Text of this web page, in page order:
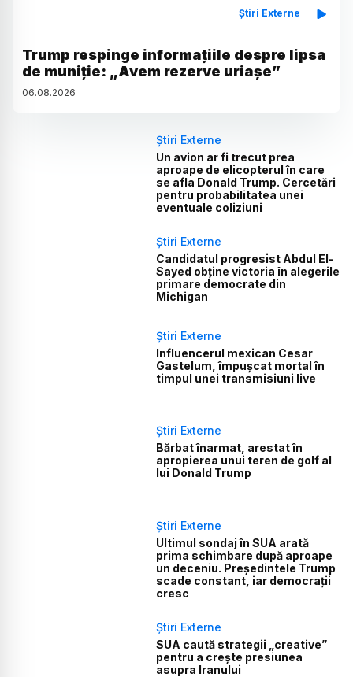
Știri Externe
Trump respinge informațiile despre lipsa
de muniție: „Avem rezerve uriașe”
06.08.2026
Știri Externe
Un avion ar fi trecut prea
aproape de elicopterul în care
se afla Donald Trump. Cercetări
pentru probabilitatea unei
eventuale coliziuni
Știri Externe
Candidatul progresist Abdul El-
Sayed obține victoria în alegerile
primare democrate din
Michigan
Știri Externe
Influencerul mexican Cesar
Gastelum, împușcat mortal în
timpul unei transmisiuni live
Știri Externe
Bărbat înarmat, arestat în
apropierea unui teren de golf al
lui Donald Trump
Știri Externe
Ultimul sondaj în SUA arată
prima schimbare după aproape
un deceniu. Președintele Trump
scade constant, iar democrații
cresc
Știri Externe
SUA caută strategii „creative”
pentru a crește presiunea
asupra Iranului